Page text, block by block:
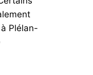
Plélan-